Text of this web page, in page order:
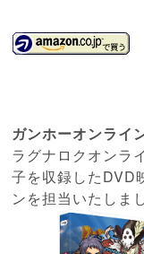
ガンホーオンライ
ラグナロクオンラ
子を収録したDVD
ンを担当いたしま